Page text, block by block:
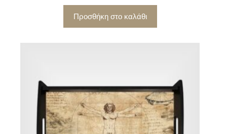
Προσθήκη στο καλάθι